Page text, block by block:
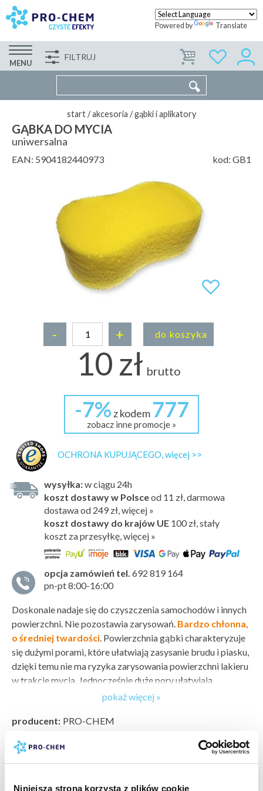
Niniejsza strona korzysta z plików cookie
Powered by Translate
MENU
FILTRUJ WSPÓŁPRACA KONTAKT
start/akcesoria /gąbki i aplikatory
GĄBKA DO MYCIA
uniwersalna
EAN: 5904182440973 kod: GB1
- + do koszyka
10 zł brutto
-7% z kodem 777
zobacz inne promocje »
OCHRONA KUPUJĄCEGO, więcej >>
wysyłka:w ciągu 24h
koszt dostawy w Polsceod 11 zł, darmowa
dostawa od 249 zł, więcej »
koszt dostawy do krajów UE 100 zł,stały
koszt za przesyłkę, więcej »
opcja zamówień tel. 692 819 164
pn-pt 8:00-16:00
Doskonale nadaje się do czyszczenia samochodów i innych
powierzchni. Nie pozostawia zarysowań. Bardzo chłonna,
o średniej twardości . Powierzchnia gąbki charakteryzuje
się dużymi porami, które ułatwiają zasysanie brudu i piasku,
dzięki temu nie ma ryzyka zarysowania powierzchni lakieru
w trakcie mycia. Jednocześnie duże pory ułatwiają
wypłukiwanie brudu. Sprężysta struktura sprawia, że
Długość: 22 cm
pokaż więcej »
producent: PRO-CHEM
typ zabrudzenia:
zabrudzenia atmosferyczne »,owady »,
pył z klocków hamulcowych »,brud drogowy »,zabrudzenia